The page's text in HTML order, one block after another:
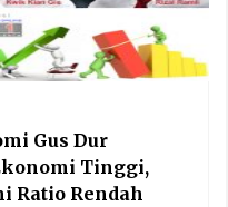
Gus Dur
Tinggi,
Ratio Rendah